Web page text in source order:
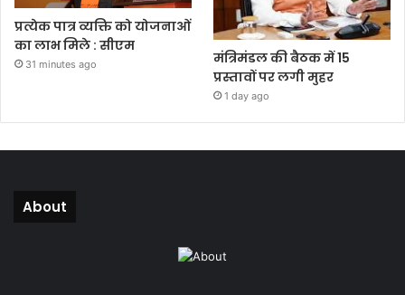
प्रत्येक पात्र व्यक्ति को योजनाओं
का लाभ मिले : सीएम
31 minutes ago
मंत्रिमंडल की बैठक में 15
प्रस्तावों पर लगी मुहर
1 day ago
About